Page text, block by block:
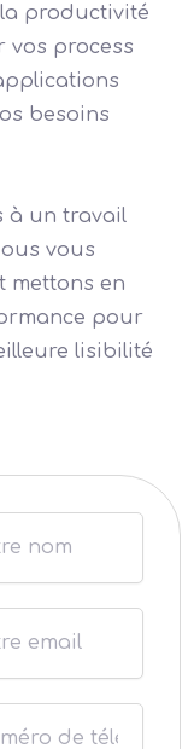
productivité
vos process
besoins
à un travail
vous
mettons en
pour
lisibilité